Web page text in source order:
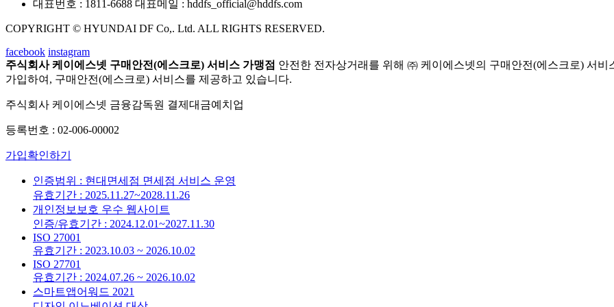
대표번호 : 1811-6688 대표메일 : hddfs_official@hddfs.com
COPYRIGHT © HYUNDAI DF Co,. Ltd. ALL RIGHTS RESERVED.
facebook instagram
주식회사 케이에스넷 구매안전(에스크로) 서비스 가맹점 안전한 전자상거래를 위해 ㈜ 케이에스넷의 구매안전(에스크로) 서비
가입하여, 구매안전(에스크로) 서비스를 제공하고 있습니다.
주식회사 케이에스넷 금융감독원 결제대금예치업
등록번호 : 02-006-00002
가입확인하기
인증범위 : 현대면세점 면세점 서비스 운영
유효기간 : 2025.11.27~2028.11.26
개인정보보호 우수 웹사이트
인증/유효기간 : 2024.12.01~2027.11.30
ISO 27001
유효기간 : 2023.10.03 ~ 2026.10.02
ISO 27701
유효기간 : 2024.07.26 ~ 2026.10.02
스마트앱어워드 2021